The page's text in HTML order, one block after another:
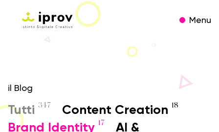
Menu
il Blog
Tutti 347 Content Creation 18
Brand Identity 17
AI &